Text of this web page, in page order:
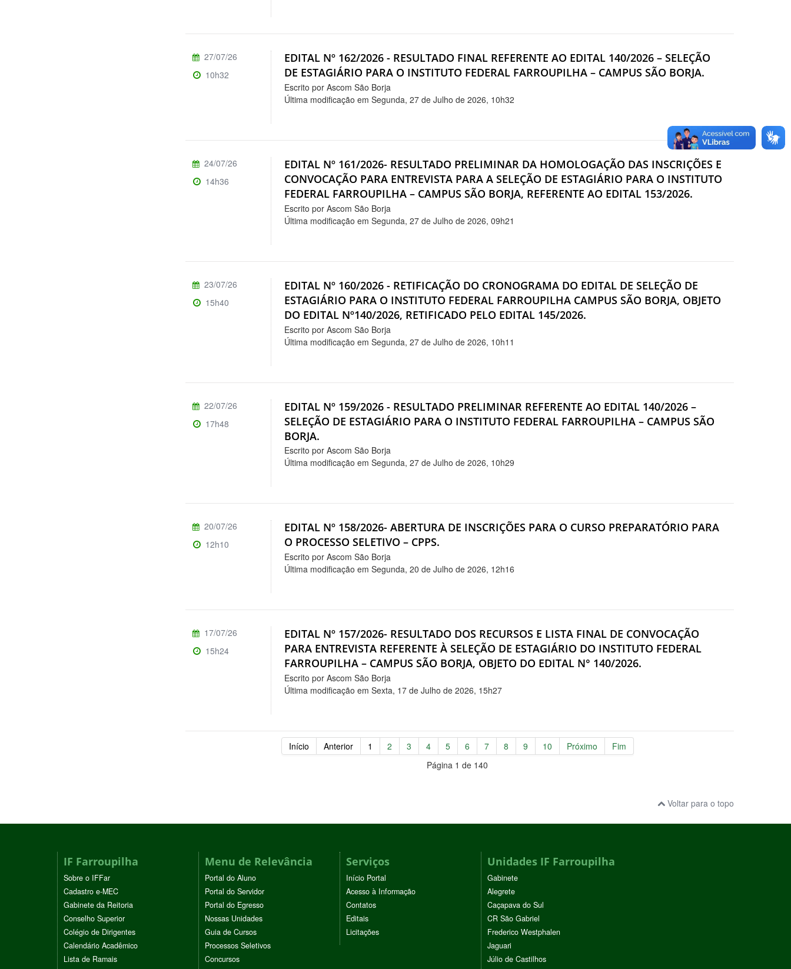
EDITAL Nº 162/2026 - RESULTADO FINAL REFERENTE AO EDITAL 140/2026 – SELEÇÃO
DE ESTAGIÁRIO PARA O INSTITUTO FEDERAL FARROUPILHA – CAMPUS SÃO BORJA.
Escrito por Ascom São Borja
Última modificação em Segunda, 27 de Julho de 2026, 10h32
27/07/26
10h32
EDITAL Nº 161/2026- RESULTADO PRELIMINAR DA HOMOLOGAÇÃO DAS INSCRIÇÕES E
CONVOCAÇÃO PARA ENTREVISTA PARA A SELEÇÃO DE ESTAGIÁRIO PARA O INSTITUTO
FEDERAL FARROUPILHA – CAMPUS SÃO BORJA, REFERENTE AO EDITAL 153/2026.
Escrito por Ascom São Borja
Última modificação em Segunda, 27 de Julho de 2026, 09h21
24/07/26
14h36
EDITAL Nº 160/2026 - RETIFICAÇÃO DO CRONOGRAMA DO EDITAL DE SELEÇÃO DE
ESTAGIÁRIO PARA O INSTITUTO FEDERAL FARROUPILHA CAMPUS SÃO BORJA, OBJETO
DO EDITAL Nº140/2026, RETIFICADO PELO EDITAL 145/2026.
Escrito por Ascom São Borja
Última modificação em Segunda, 27 de Julho de 2026, 10h11
23/07/26
15h40
EDITAL Nº 159/2026 - RESULTADO PRELIMINAR REFERENTE AO EDITAL 140/2026 –
SELEÇÃO DE ESTAGIÁRIO PARA O INSTITUTO FEDERAL FARROUPILHA – CAMPUS SÃO
BORJA.
Escrito por Ascom São Borja
Última modificação em Segunda, 27 de Julho de 2026, 10h29
22/07/26
17h48
EDITAL Nº 158/2026- ABERTURA DE INSCRIÇÕES PARA O CURSO PREPARATÓRIO PARA
O PROCESSO SELETIVO – CPPS.
Escrito por Ascom São Borja
Última modificação em Segunda, 20 de Julho de 2026, 12h16
20/07/26
12h10
EDITAL Nº 157/2026- RESULTADO DOS RECURSOS E LISTA FINAL DE CONVOCAÇÃO
PARA ENTREVISTA REFERENTE À SELEÇÃO DE ESTAGIÁRIO DO INSTITUTO FEDERAL
FARROUPILHA – CAMPUS SÃO BORJA, OBJETO DO EDITAL N° 140/2026.
Escrito por Ascom São Borja
Última modificação em Sexta, 17 de Julho de 2026, 15h27
17/07/26
15h24
Início Anterior 1 2 3 4 5 6 7 8 9 10 Próximo
Fim
Página 1 de 140
Voltar para o topo
IF Farroupilha
Sobre o IFFar
Cadastro e-MEC
Gabinete da Reitoria
Conselho Superior
Colégio de Dirigentes
Calendário Acadêmico
Lista de Ramais
Menu de Relevância
Portal do Aluno
Portal do Servidor
Portal do Egresso
Nossas Unidades
Guia de Cursos
Processos Seletivos
Concursos
Serviços
Início Portal
Acesso à Informação
Contatos
Editais
Licitações
Unidades IF Farroupilha
Gabinete
Alegrete
Caçapava do Sul
CR São Gabriel
Frederico Westphalen
Jaguari
Júlio de Castilhos